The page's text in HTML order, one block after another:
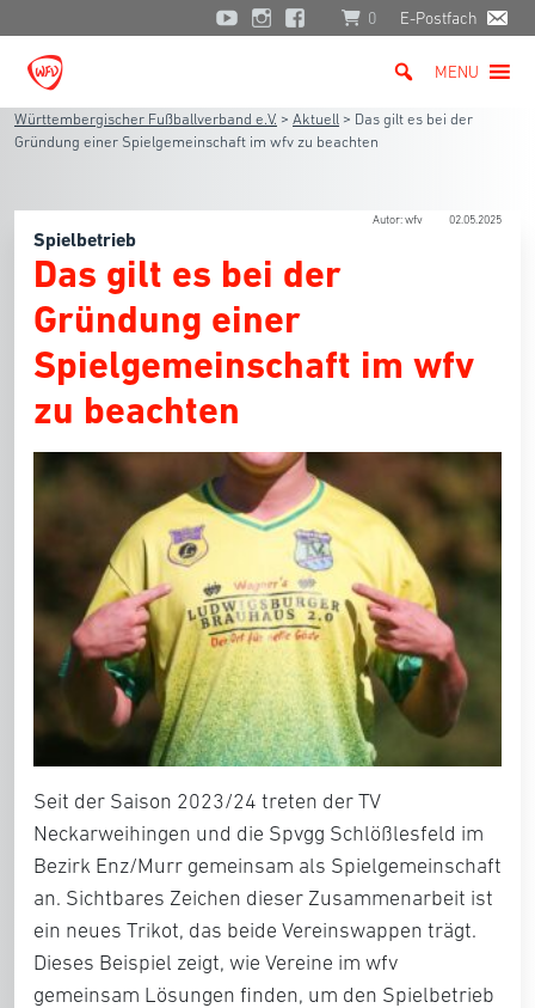
0 E-Postfach
MENU
Württembergischer Fußballverband e.V. > Aktuell > Das gilt es bei der
Gründung einer Spielgemeinschaft im wfv zu beachten
Autor: wfv 02.05.2025
Spielbetrieb
Das gilt es bei der
Gründung einer
Spielgemeinschaft im wfv
zu beachten
Seit der Saison 2023/24 treten der TV
Neckarweihingen und die Spvgg Schlößlesfeld im
Bezirk Enz/Murr gemeinsam als Spielgemeinschaft
an. Sichtbares Zeichen dieser Zusammenarbeit ist
ein neues Trikot, das beide Vereinswappen trägt.
Dieses Beispiel zeigt, wie Vereine im wfv
gemeinsam Lösungen finden, um den Spielbetrieb